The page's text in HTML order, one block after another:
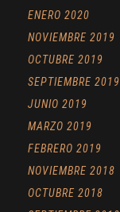
ENERO 2020
NOVIEMBRE 2019
OCTUBRE 2019
SEPTIEMBRE 2019
JUNIO 2019
MARZO 2019
FEBRERO 2019
NOVIEMBRE 2018
OCTUBRE 2018